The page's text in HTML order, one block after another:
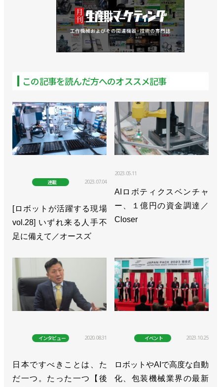
資」／ヤマハ発動機
>>日高祥博社長が辞任、渡部克明会長が社長兼務に
／ヤマハ発動機
ユニットを新発売／ヤマハ発動機
>>リニアコンベアを提案の核に／ヤマハ発動機 江頭
綾子ロボティクス事業部長 インタビュー
>>「Robonityシリーズ」にロッドタイプを追加／ヤ
マハ発動機
>>中国拠点を拡充し、ロボティクス事業強化／ヤマ
>>2021年から協働ロボの提供開始、シェア１割目指
す／ヤマハ発動機
ローラー追加／ヤマハ発動機
>>次世代搬送機器を刷新し、調整作業を簡易化／ヤ
マハ発動機
プ！ スカラロボの旗艦製品【後編】／ヤマハ発動
機「YK400XE」
この記事を読んだ方へのオススメ記事
連載 2023.07.04
[ロボットが活躍する現場
vol.28] いずれ来る人手不
足に備えて／オースズ
2023.05.11
AIロボティクスベンチャ
ー、１億円の資金調達／
Closer
インタビュー 2020.08.31
日本ですべきことは、た
だ一つ。たった一つ【後
イベント 2023.10.25
ロボットやAIで高度な自動
化、包装機械業界の最新